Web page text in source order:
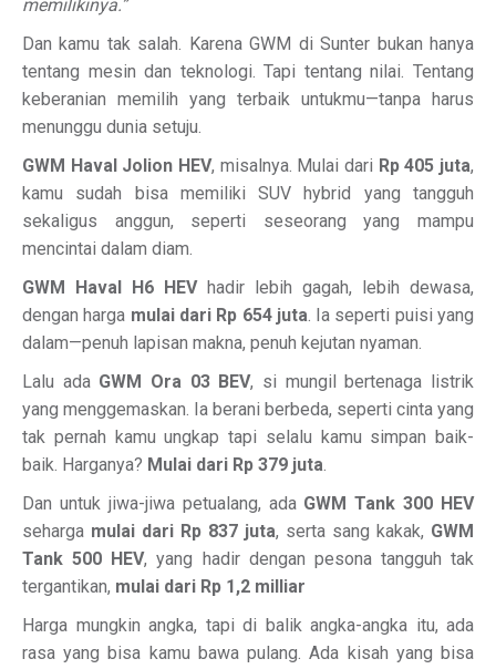
memilikinya.”
Dan kamu tak salah. Karena GWM di Sunter bukan hanya
tentang mesin dan teknologi. Tapi tentang nilai. Tentang
keberanian memilih yang terbaik untukmu—tanpa harus
menunggu dunia setuju.
GWM Haval Jolion HEV, misalnya. Mulai dari Rp 405 juta,
kamu sudah bisa memiliki SUV hybrid yang tangguh
sekaligus anggun, seperti seseorang yang mampu
mencintai dalam diam.
GWM Haval H6 HEVhadir lebih gagah, lebih dewasa,
dengan harga mulai dari Rp 654 juta. Ia seperti puisi yang
dalam—penuh lapisan makna, penuh kejutan nyaman.
Lalu ada GWM Ora 03 BEV, si mungil bertenaga listrik
yang menggemaskan. Ia berani berbeda, seperti cinta yang
tak pernah kamu ungkap tapi selalu kamu simpan baik-
baik. Harganya? Mulai dari Rp 379 juta.
Dan untuk jiwa-jiwa petualang, ada GWM Tank 300 HEV
seharga mulai dari Rp 837 juta, serta sang kakak, GWM
Tank 500 HEV, yang hadir dengan pesona tangguh tak
tergantikan, mulai dari Rp 1,2 milliar
Harga mungkin angka, tapi di balik angka-angka itu, ada
rasa yang bisa kamu bawa pulang. Ada kisah yang bisa